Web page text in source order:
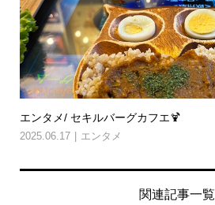
エンタメ/ セキルバーグカフエ🍹
2025.06.17 エンタメ
関連記事一覧